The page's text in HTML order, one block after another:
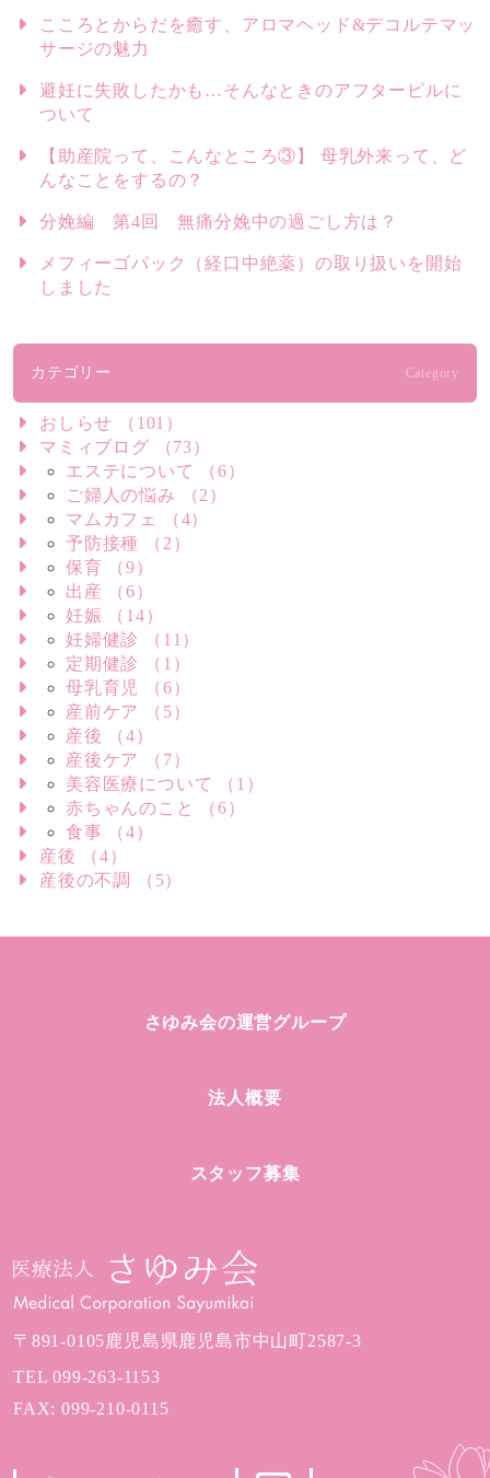
こころとからだを癒す、アロマヘッド&デコルテマッ
サージの魅力
避妊に失敗したかも…そんなときのアフターピルに
ついて
【助産院って、こんなところ③】 母乳外来って、ど
んなことをするの？
分娩編 第4回 無痛分娩中の過ごし方は？
メフィーゴパック（経口中絶薬）の取り扱いを開始
しました
カテゴリー Category
おしらせ （101）
マミィブログ （73）
エステについて （6）
ご婦人の悩み （2）
マムカフェ （4）
予防接種 （2）
保育 （9）
出産 （6）
妊娠 （14）
妊婦健診 （11）
定期健診 （1）
母乳育児 （6）
産前ケア （5）
産後 （4）
産後ケア （7）
美容医療について （1）
赤ちゃんのこと （6）
食事 （4）
産後 （4）
産後の不調 （5）
さゆみ会の運営グループ
法人概要
スタッフ募集
〒891-0105鹿児島県鹿児島市中山町2587-3
TEL099-263-1153
FAX: 099-210-0115